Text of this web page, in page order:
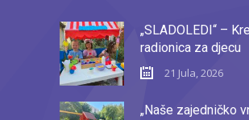
„SLADOLEDI“ –
radionica za djecu
21 Jula, 2026
„Naše zajedničko